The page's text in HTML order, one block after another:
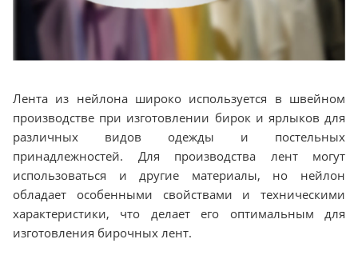
Лента из нейлона широко используется в швейном
производстве при изготовлении бирок и ярлыков для
различных видов одежды и постельных
принадлежностей. Для производства лент могут
использоваться и другие материалы, но нейлон
обладает особенными свойствами и техническими
характеристики, что делает его оптимальным для
изготовления бирочных лент.